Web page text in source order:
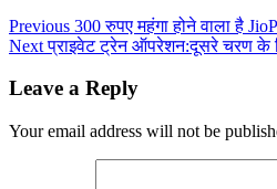
Previous 300 रुपए महंगा होने वाला है
Nextप्राइवेट ट्रेन ऑपरेशन:दूसरे चरण के
Leave a Reply
Your email address will not be